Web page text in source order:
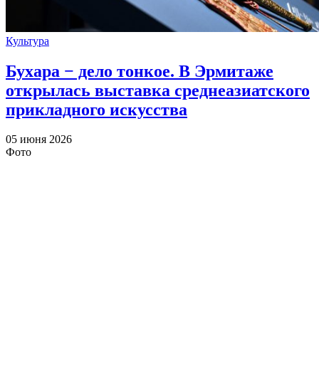
Культура
Бухара − дело тонкое. В Эрмитаже
открылась выставка среднеазиатского
прикладного искусства
05 июня 2026
Фото